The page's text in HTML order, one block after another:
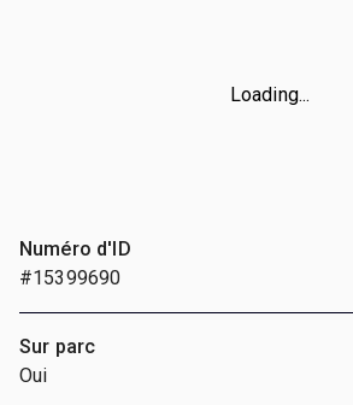
Loading...
Numéro d'ID
#15399690
Sur parc
Oui